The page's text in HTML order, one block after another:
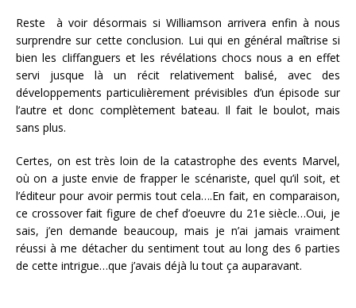
Reste à voir désormais si Williamson arrivera enfin à nous
surprendre sur cette conclusion. Lui qui en général maîtrise si
bien les cliffanguers et les révélations chocs nous a en effet
servi jusque là un récit relativement balisé, avec des
développements particulièrement prévisibles d’un épisode sur
l’autre et donc complètement bateau. Il fait le boulot, mais
sans plus.
Certes, on est très loin de la catastrophe des events Marvel,
où on a juste envie de frapper le scénariste, quel qu’il soit, et
l’éditeur pour avoir permis tout cela….En fait, en comparaison,
ce crossover fait figure de chef d’oeuvre du 21e siècle…Oui, je
sais, j’en demande beaucoup, mais je n’ai jamais vraiment
réussi à me détacher du sentiment tout au long des 6 parties
de cette intrigue…que j’avais déjà lu tout ça auparavant.